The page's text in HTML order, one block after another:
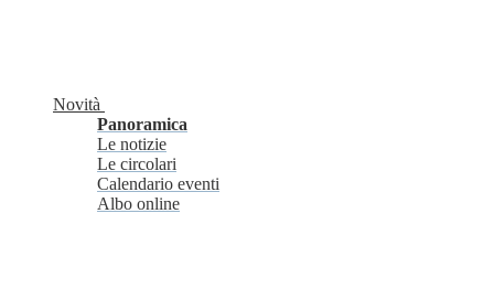
Novità
Panoramica
Le notizie
Le circolari
Calendario eventi
Albo online